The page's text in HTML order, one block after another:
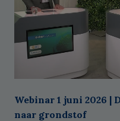
Webinar 1 juni 2026 |
naar grondstof